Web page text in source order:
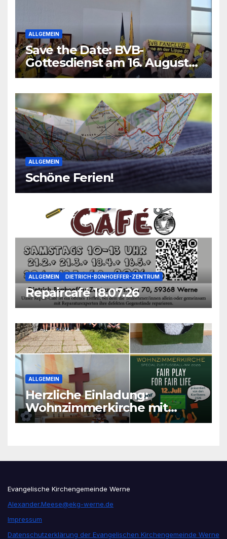
ALLGEMEIN
Save the Date: BVB-
Gottesdienst am 16. August
2026
ALLGEMEIN
Schöne Ferien!
ALLGEMEIN DIETRICH-BONHOEFFER-ZENTRUM
Repaircafé 18.07.26
ALLGEMEIN
Herzliche Einladung:
Wohnzimmerkirche mit
unseren Konfis
Evangelische Kirchengemeinde Werne
Alexander.Meese@ekg-werne.de
Impressum
Datenschutzerklärung der Evangelischen Kirchengemeinde Werne